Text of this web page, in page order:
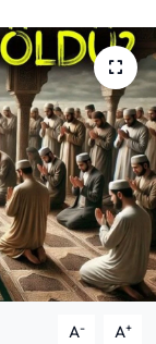
A- A+